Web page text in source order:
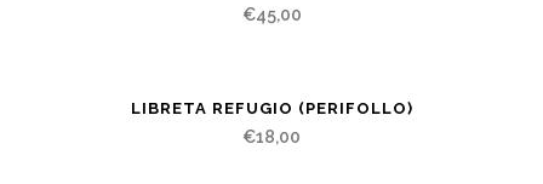
€45,00
LIBRETA REFUGIO (PERIFOLLO)
€18,00